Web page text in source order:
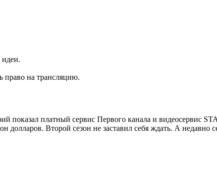
идеи.
право на трансляцию.
платный сервис Первого канала и видеосервис
Второй сезон не заставил себя ждать. А недавно